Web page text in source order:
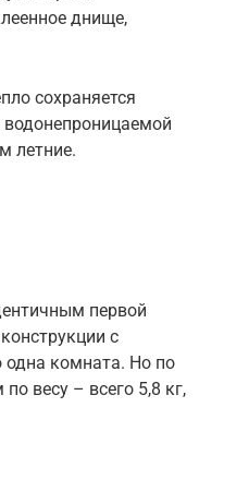
днище,
сохраняется
водонепроницаемой
летние.
первой
с
одна комната. Но по
весу – всего 5,8 кг,